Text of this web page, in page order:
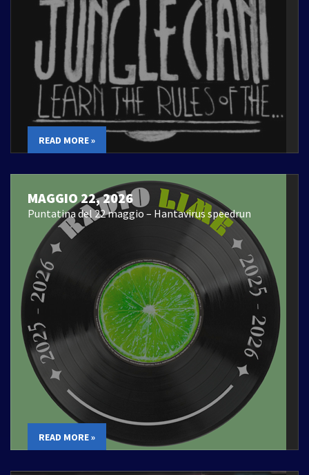
READ MORE »
MAGGIO 22, 2026
Puntatina del 22 maggio – Hantavirus speedrun
READ MORE »